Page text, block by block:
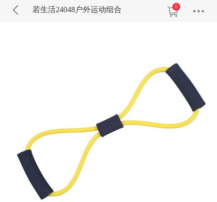
若生活24048户外运动组合 0